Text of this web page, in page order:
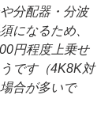
分配器・分波
になるため、
円程度上乗せ
です（4K8K対
合が多いで